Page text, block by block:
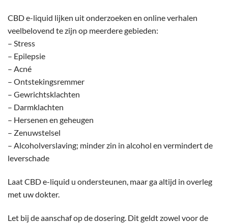
CBD e-liquid lijken uit onderzoeken en online verhalen
veelbelovend te zijn op meerdere gebieden:
– Stress
– Epilepsie
– Acné
– Ontstekingsremmer
– Gewrichtsklachten
– Darmklachten
– Hersenen en geheugen
– Zenuwstelsel
– Alcoholverslaving; minder zin in alcohol en vermindert de
leverschade
Laat CBD e-liquid u ondersteunen, maar ga altijd in overleg
met uw dokter.
Let bij de aanschaf op de dosering. Dit geldt zowel voor de